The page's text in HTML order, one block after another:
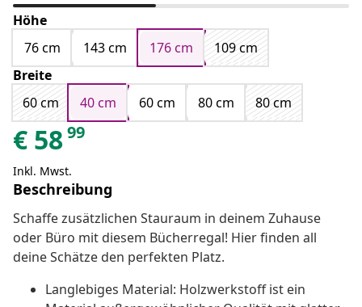
Höhe
76 cm
143 cm 176 cm
109 cm
Breite
60 cm
40 cm 60 cm 80 cm 80 cm
€ 5899
Inkl. Mwst.
Beschreibung
Schaffe zusätzlichen Stauraum in deinem Zuhause
oder Büro mit diesem Bücherregal! Hier finden all
deine Schätze den perfekten Platz.
Langlebiges Material: Holzwerkstoff ist ein